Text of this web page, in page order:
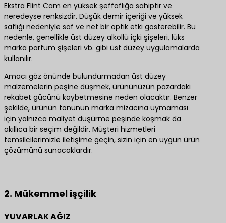
Ekstra Flint Cam en yüksek şeffaflığa sahiptir ve
neredeyse renksizdir. Düşük demir içeriği ve yüksek
saflığı nedeniyle saf ve net bir optik etki gösterebilir. Bu
nedenle, genellikle üst düzey alkollü içki şişeleri, lüks
marka parfüm şişeleri vb. gibi üst düzey uygulamalarda
kullanılır.
Amacı göz önünde bulundurmadan üst düzey
malzemelerin peşine düşmek, ürününüzün pazardaki
rekabet gücünü kaybetmesine neden olacaktır. Benzer
şekilde, ürünün tonunun marka mizacına uymaması
için yalnızca maliyet düşürme peşinde koşmak da
akıllıca bir seçim değildir. Müşteri hizmetleri
temsilcilerimizle iletişime geçin, sizin için en uygun ürün
çözümünü sunacaklardır.
2. Mükemmel işçilik
YUVARLAK AĞIZ